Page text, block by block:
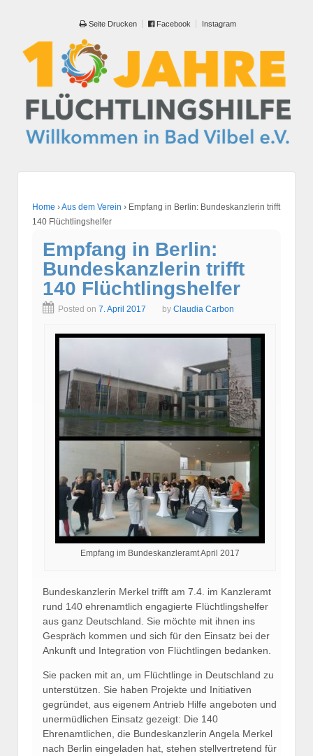
Seite Drucken Facebook Instagram
Home ›Aus dem Verein › Empfang in Berlin: Bundeskanzlerin trifft
140 Flüchtlingshelfer
Empfang in Berlin:
Bundeskanzlerin trifft
140 Flüchtlingshelfer
Posted on 7. April 2017 by Claudia Carbon
Empfang im Bundeskanzleramt April 2017
Bundeskanzlerin Merkel trifft am 7.4. im Kanzleramt
rund 140 ehrenamtlich engagierte Flüchtlingshelfer
aus ganz Deutschland. Sie möchte mit ihnen ins
Gespräch kommen und sich für den Einsatz bei der
Ankunft und Integration von Flüchtlingen bedanken.
Sie packen mit an, um Flüchtlinge in Deutschland zu
unterstützen. Sie haben Projekte und Initiativen
gegründet, aus eigenem Antrieb Hilfe angeboten und
unermüdlichen Einsatz gezeigt: Die 140
Ehrenamtlichen, die Bundeskanzlerin Angela Merkel
nach Berlin eingeladen hat, stehen stellvertretend für